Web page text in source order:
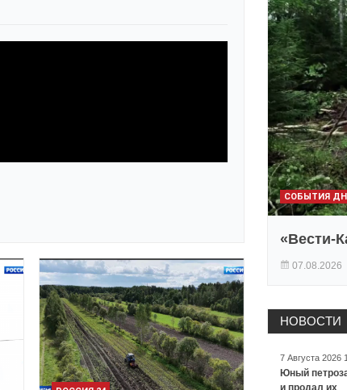
СОБЫТИЯ
«Вести-
07.08.2026
НОВОСТИ
7 Августа 2026
Юный